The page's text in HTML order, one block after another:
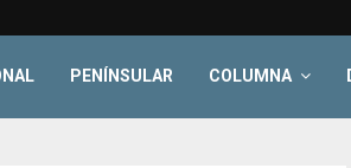
PENÍNSULAR COLUMNA